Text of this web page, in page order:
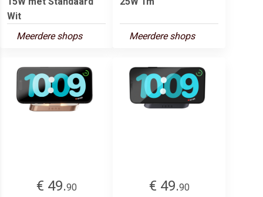
Wit
Meerdere shops
Meerdere shops
€ 49.90
€ 49.90